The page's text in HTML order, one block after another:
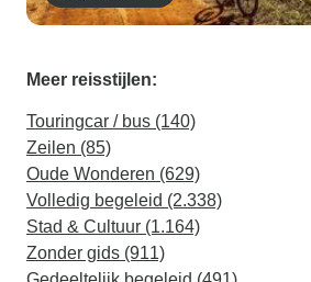
Meer reisstijlen:
Touringcar / bus (140)
Zeilen (85)
Oude Wonderen (629)
Volledig begeleid (2.338)
Stad & Cultuur (1.164)
Zonder gids (911)